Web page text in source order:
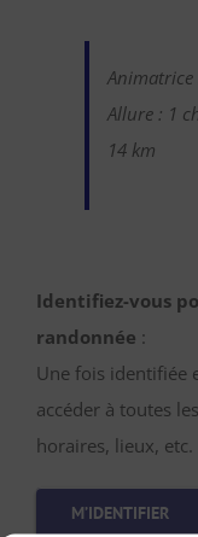
Animatrice
Allure : 1
14 km
Identifiez-vous
randonnée :
Une fois identifiée
accéder à toutes
horaires, lieux, etc.
M’IDENTIFIER